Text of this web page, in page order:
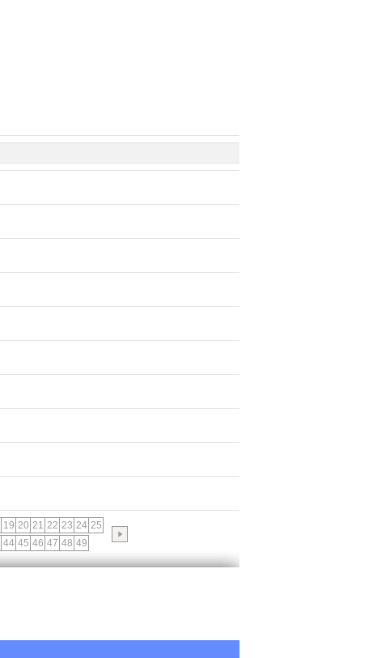
19 20 21 22 23 24 25
44 45 46 47 48 49